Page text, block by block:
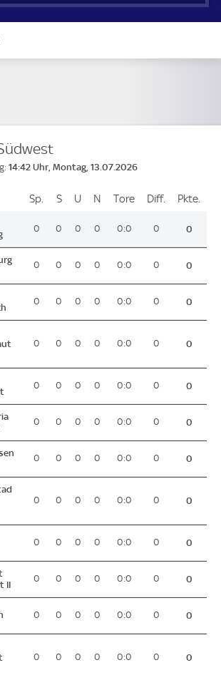
14:42 Uhr, Montag, 13.07.2026
Sp. Spiele
SSiege
U Unentschieden
N Niederlagen
Tore ToreDiff. Differenz
Pkte.
0 0 0 0 0:0 0 0
0 0 0 0 0:0 0 0
0 0 0 0 0:0 0 0
0 0 0 0 0:0 0 0
0 0 0 0 0:0 0 0
0 0 0 0 0:0 0 0
0 0 0 0 0:0 0 0
0 0 0 0 0:0 0 0
0 0 0 0 0:0 0 0
II
0 0 0 0 0:0 0 0
0 0 0 0 0:0 0 0
0 0 0 0 0:0 0 0